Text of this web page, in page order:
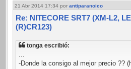
21 Abr 2014 17:34 por antiparanoico
Re: NITECORE SRT7 (XM-L2,
(R)CR123)
tonga escribió:
-Donde la consigo al mejor precio ??